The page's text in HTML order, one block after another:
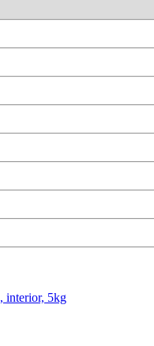
interior, 5kg